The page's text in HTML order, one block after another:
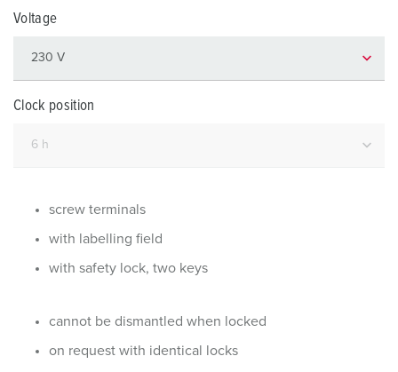
Voltage
Clock position
screw terminals
with labelling field
with safety lock, two keys
cannot be dismantled when locked
on request with identical locks